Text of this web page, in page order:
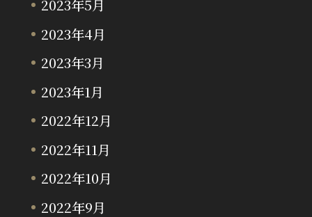
2023年5月
2023年4月
2023年3月
2023年1月
2022年12月
2022年11月
2022年10月
2022年9月